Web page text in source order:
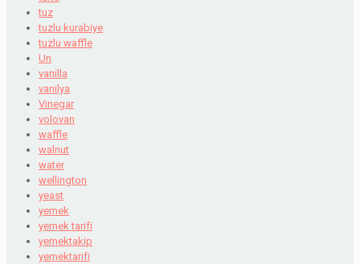
tuz
tuzlu kurabiye
tuzlu waffle
Un
vanilla
vanilya
Vinegar
volovan
waffle
walnut
water
wellington
yeast
yemek
yemek tarifi
yemektakip
yemektarifi